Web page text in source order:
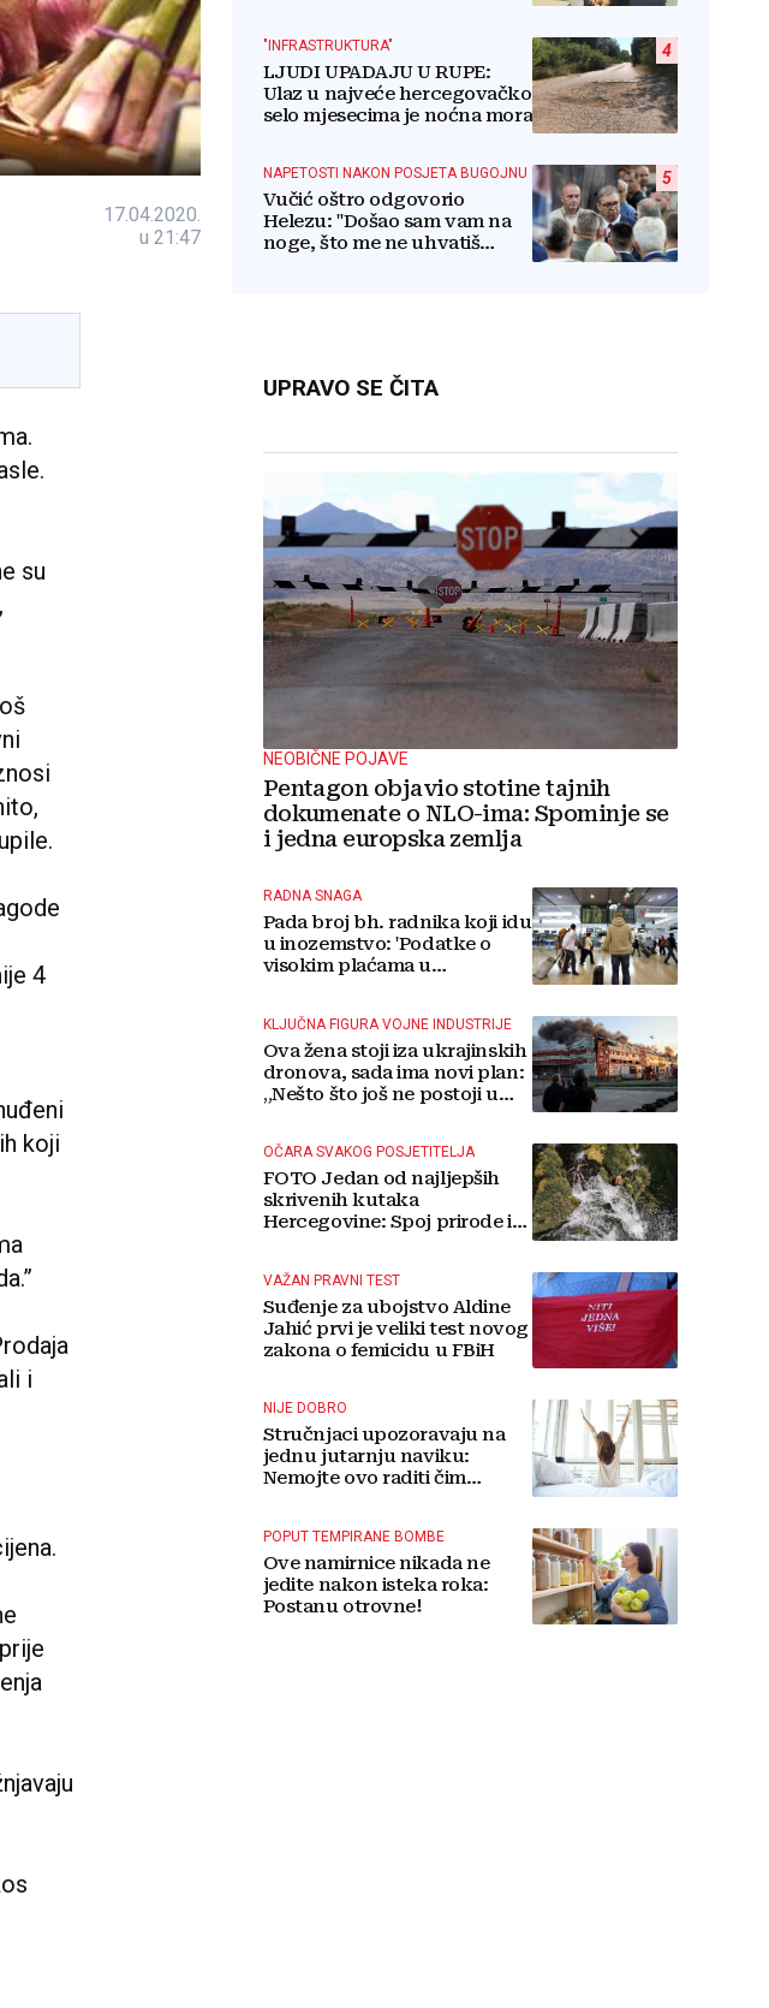
17.04.2020.
u 21:47
su
4
koji
i
4
"INFRASTRUKTURA"
LJUDI UPADAJU U RUPE:
Ulaz u najveće hercegovačko
selo mjesecima je noćna mora
5
NAPETOSTI NAKON POSJETA BUGOJNU
Vučić oštro odgovorio
Helezu: "Došao sam vam na
noge, što me ne uhvatiš
UPRAVO SE ČITA
NEOBIČNE POJAVE
Pentagon objavio stotine tajnih
dokumenate o NLO-ima: Spominje se
i jedna europska zemlja
RADNA SNAGA
Pada broj bh. radnika koji idu
u inozemstvo: 'Podatke o
visokim plaćama u
KLJUČNA FIGURA VOJNE INDUSTRIJE
Ova žena stoji iza ukrajinskih
dronova, sada ima novi plan:
„Nešto što još ne postoji u
OČARA SVAKOG POSJETITELJA
FOTO Jedan od najljepših
skrivenih kutaka
Hercegovine: Spoj prirode i
VAŽAN PRAVNI TEST
Suđenje za ubojstvo Aldine
Jahić prvi je veliki test novog
zakona o femicidu u FBiH
NIJE DOBRO
Stručnjaci upozoravaju na
jednu jutarnju naviku:
Nemojte ovo raditi čim
POPUT TEMPIRANE BOMBE
Ove namirnice nikada ne
jedite nakon isteka roka:
Postanu otrovne!